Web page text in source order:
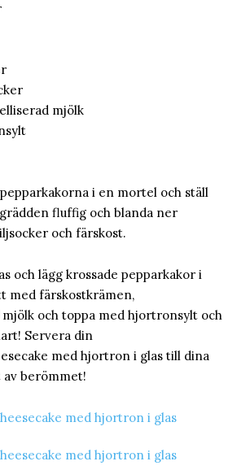
mjölk
i en mortel och ställ
fluffig och blanda ner
och färskost.
och lägg krossade pepparkakor i
med färskostkrämen,
och toppa med hjortronsylt och
Servera din
med hjortron i glas till dina
av berömmet!